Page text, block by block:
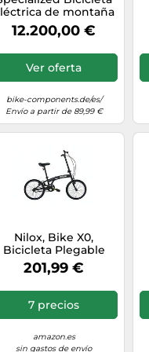
de montaña
Turbo Levo 4 Pro
Carbon 29" / 27,5" azul
12.200,00 €
Ver oferta
bike-components.de/es/
Envío a partir de 89,99 €
Nilox, Bike X0,
Bicicleta Plegable
Adulto, Fácil de
Transportar, Diseño
con Cuadro
de Acero Opaco y
Ruedas de Aluminio
Ligera de 12 kg
201,99 €
7 precios
amazon.es
sin gastos de envío